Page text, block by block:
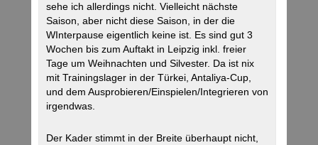
sehe ich allerdings nicht. Vielleicht nächste
Saison, aber nicht diese Saison, in der die
WInterpause eigentlich keine ist. Es sind gut 3
Wochen bis zum Auftakt in Leipzig inkl. freier
Tage um Weihnachten und Silvester. Da ist nix
mit Trainingslager in der Türkei, Antaliya-Cup,
und dem Ausprobieren/Einspielen/Integrieren von
irgendwas.
Der Kader stimmt in der Breite überhaupt nicht,